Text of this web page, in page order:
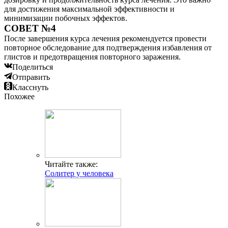
для достижения максимальной эффективности и
минимизации побочных эффектов.
СОВЕТ №4
После завершения курса лечения рекомендуется провести
повторное обследование для подтверждения избавления от
глистов и предотвращения повторного заражения.
Поделиться
Отправить
Класснуть
Похожее
Читайте также:
Солитер у человека